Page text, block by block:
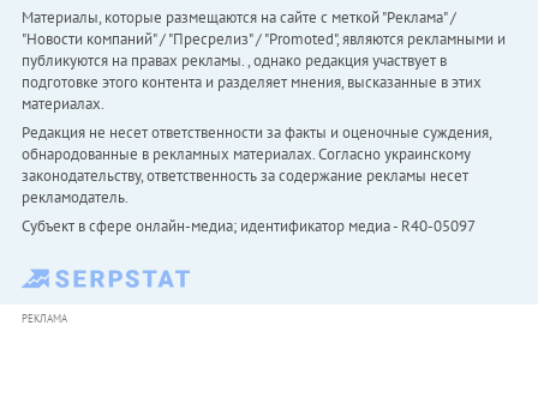
Материалы, которые размещаются на сайте с меткой "Реклама" /
"Новости компаний" / "Пресрелиз" / "Promoted", являются рекламными и
публикуются на правах рекламы. , однако редакция участвует в
подготовке этого контента и разделяет мнения, высказанные в этих
материалах.
Редакция не несет ответственности за факты и оценочные суждения,
обнародованные в рекламных материалах. Согласно украинскому
законодательству, ответственность за содержание рекламы несет
рекламодатель.
Субъект в сфере онлайн-медиа; идентификатор медиа - R40-05097
РЕКЛАМА